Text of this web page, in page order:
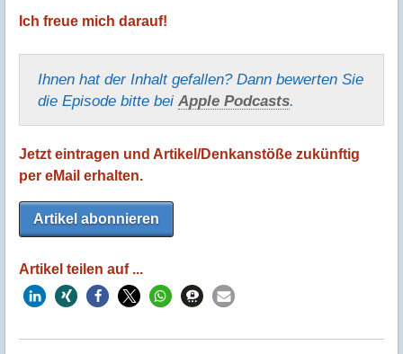
Ich freue mich darauf!
Ihnen hat der Inhalt gefallen? Dann bewerten Sie
die Episode bitte bei Apple Podcasts.
Jetzt eintragen und Artikel/Denkanstöße zukünftig
per eMail erhalten.
Artikel abonnieren
Artikel teilen auf ...